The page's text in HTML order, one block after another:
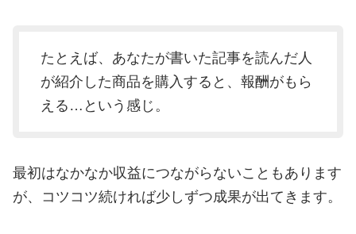
たとえば、あなたが書いた記事を読んだ人
が紹介した商品を購入すると、報酬がもら
える…という感じ。
最初はなかなか収益につながらないこともあります
が、コツコツ続ければ少しずつ成果が出てきます。